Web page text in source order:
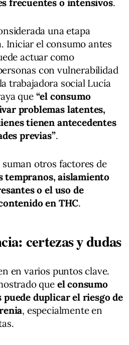
frecuentes o intensivos.
una etapa
Iniciar el consumo antes
actuar como
con vulnerabilidad
trabajadora social Lucía
que “el consumo
problemas latentes,
tienen antecedentes
previas”.
otros factores de
tempranos, aislamiento
o el uso de
en THC.
certezas y dudas
en varios puntos clave.
que el consumo
duplicar el riesgo de
, especialmente en